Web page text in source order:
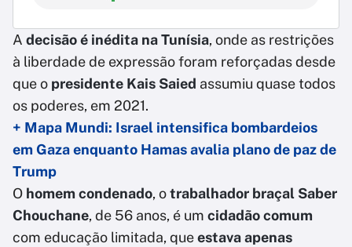
A decisão é inédita na Tunísia, onde as restrições
à liberdade de expressão foram reforçadas desde
que o presidente Kais Saied assumiu quase todos
os poderes, em 2021.
+ Mapa Mundi: Israel intensifica bombardeios
em Gaza enquanto Hamas avalia plano de paz de
Trump
O homem condenado, otrabalhador braçal Saber
Chouchane, de 56 anos, é um cidadão comum
com educação limitada, queestava apenas